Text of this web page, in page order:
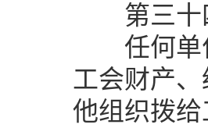
第三十四
任何单位
工会财产
他组织拨